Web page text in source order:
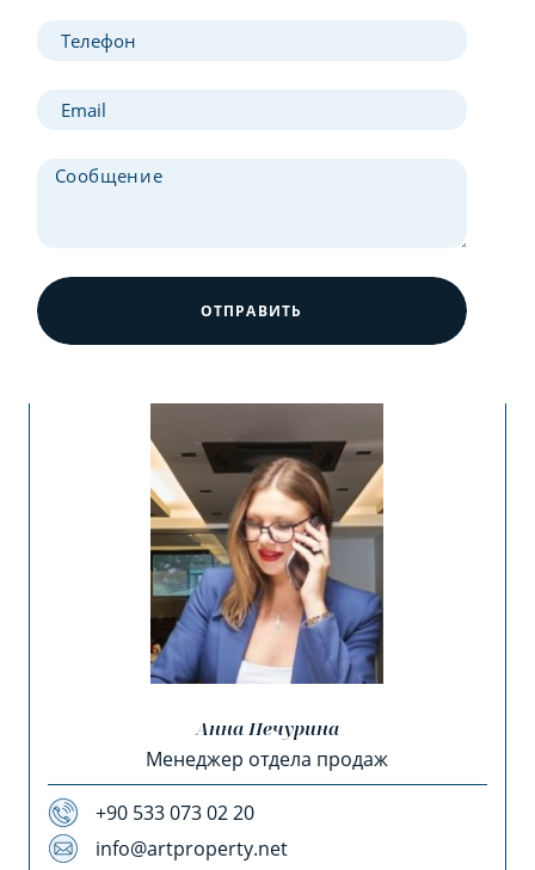
ОТПРАВИТЬ
Анна Печурина
Менеджер отдела продаж
+90 533 073 02 20
info@artproperty.net